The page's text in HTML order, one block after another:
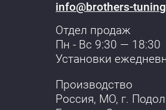
info@brothers-
Отдел продаж
Пн - Вс 9:30 — 18:30
Установки
Производство
Россия, МО, г.